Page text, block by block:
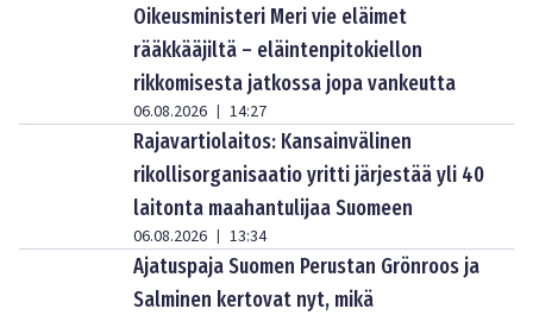
Oikeusministeri Meri vie eläimet
rääkkääjiltä – eläintenpitokiellon
rikkomisesta jatkossa jopa vankeutta
06.08.2026 | 14:27
Rajavartiolaitos: Kansainvälinen
rikollisorganisaatio yritti järjestää yli 40
laitonta maahantulijaa Suomeen
06.08.2026 | 13:34
Ajatuspaja Suomen Perustan Grönroos ja
Salminen kertovat nyt, mikä